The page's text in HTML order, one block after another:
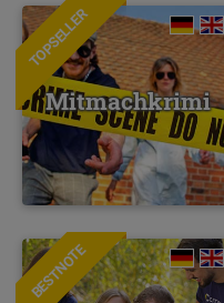
TOPSELLER
Mitmachkrimi
BESTNOTE